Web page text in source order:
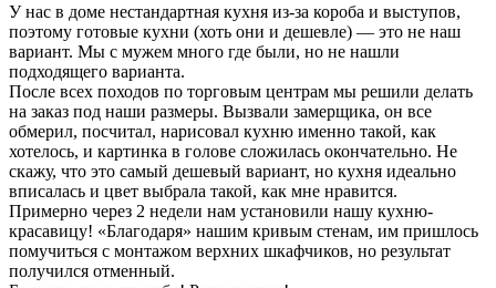
У нас в доме нестандартная кухня из-за короба и выступов,
поэтому готовые кухни (хоть они и дешевле) — это не наш
вариант. Мы с мужем много где были, но не нашли
подходящего варианта.
После всех походов по торговым центрам мы решили делать
на заказ под наши размеры. Вызвали замерщика, он все
обмерил, посчитал, нарисовал кухню именно такой, как
хотелось, и картинка в голове сложилась окончательно. Не
скажу, что это самый дешевый вариант, но кухня идеально
вписалась и цвет выбрала такой, как мне нравится.
Примерно через 2 недели нам установили нашу кухню-
красавицу! «Благодаря» нашим кривым стенам, им пришлось
помучиться с монтажом верхних шкафчиков, но результат
получился отменный.